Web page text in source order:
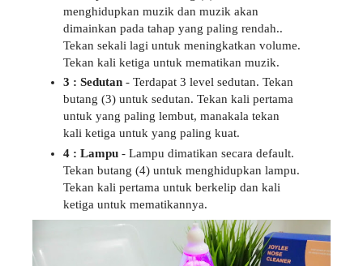
menghidupkan muzik dan muzik akan
dimainkan pada tahap yang paling rendah..
Tekan sekali lagi untuk meningkatkan volume.
Tekan kali ketiga untuk mematikan muzik.
3 : Sedutan- Terdapat 3 level sedutan. Tekan
butang (3) untuk sedutan. Tekan kali pertama
untuk yang paling lembut, manakala tekan
kali ketiga untuk yang paling kuat.
4 : Lampu - Lampu dimatikan secara default.
Tekan butang (4) untuk menghidupkan lampu.
Tekan kali pertama untuk berkelip dan kali
ketiga untuk mematikannya.